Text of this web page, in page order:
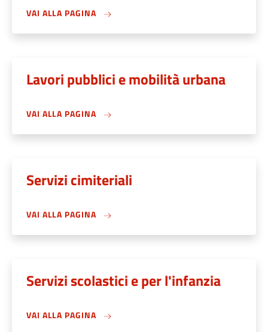
VAI ALLA PAGINA
Lavori pubblici e mobilità urbana
VAI ALLA PAGINA
Servizi cimiteriali
VAI ALLA PAGINA
Servizi scolastici e per l'infanzia
VAI ALLA PAGINA